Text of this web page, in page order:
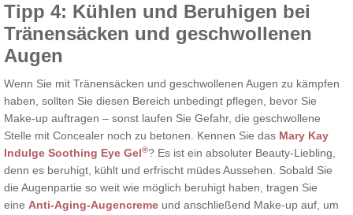
Tipp 4: Kühlen und Beruhigen bei
Tränensäcken und geschwollenen
Augen
Wenn Sie mit Tränensäcken und geschwollenen Augen zu kämpfen
haben, sollten Sie diesen Bereich unbedingt pflegen, bevor Sie
Make-up auftragen – sonst laufen Sie Gefahr, die geschwollene
Stelle mit Concealer noch zu betonen. Kennen Sie das Mary Kay
Indulge Soothing Eye Gel®? Es ist ein absoluter Beauty-Liebling,
denn es beruhigt, kühlt und erfrischt müdes Aussehen. Sobald Sie
die Augenpartie so weit wie möglich beruhigt haben, tragen Sie
eine Anti-Aging-Augencreme und anschließend Make-up auf, um